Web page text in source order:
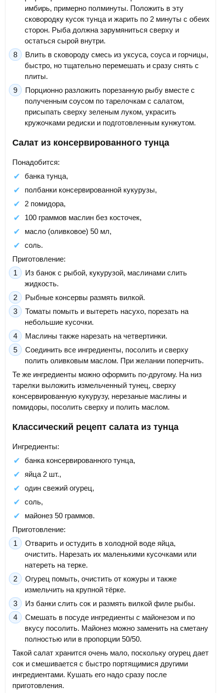
имбирь, примерно полминуты. Положить в эту
сковородку кусок тунца и жарить по 2 минуты с обеих
сторон. Рыба должна зарумяниться сверху и
остаться сырой внутри.
Влить в сковороду смесь из уксуса, соуса и горчицы,
быстро, но тщательно перемешать и сразу снять с
плиты.
Порционно разложить порезанную рыбу вместе с
полученным соусом по тарелочкам с салатом,
присыпать сверху зеленым луком, украсить
кружочками редиски и подготовленным кунжутом.
Салат из консервированного тунца
Понадобится:
банка тунца,
полбанки консервированной кукурузы,
2 помидора,
100 граммов маслин без косточек,
масло (оливковое) 50 мл,
соль.
Приготовление:
Из банок с рыбой, кукурузой, маслинами слить
жидкость.
Рыбные консервы размять вилкой.
Томаты помыть и вытереть насухо, порезать на
небольшие кусочки.
Маслины также нарезать на четвертинки.
Соединить все ингредиенты, посолить и сверху
полить оливковым маслом. При желании поперчить.
Те же ингредиенты можно оформить по-другому. На низ
тарелки выложить измельченный тунец, сверху
консервированную кукурузу, нерезаные маслины и
помидоры, посолить сверху и полить маслом.
Классический рецепт салата из тунца
Ингредиенты:
банка консервированного тунца,
яйца 2 шт.,
один свежий огурец,
соль,
майонез 50 граммов.
Приготовление:
Отварить и остудить в холодной воде яйца,
очистить. Нарезать их маленькими кусочками или
натереть на терке.
Огурец помыть, очистить от кожуры и также
измельчить на крупной тёрке.
Из банки слить сок и размять вилкой филе рыбы.
Смешать в посуде ингредиенты с майонезом и по
вкусу посолить. Майонез можно заменить на сметану
полностью или в пропорции 50/50.
Такой салат хранится очень мало, поскольку огурец дает
сок и смешивается с быстро портящимися другими
ингредиентами. Кушать его надо сразу после
приготовления.